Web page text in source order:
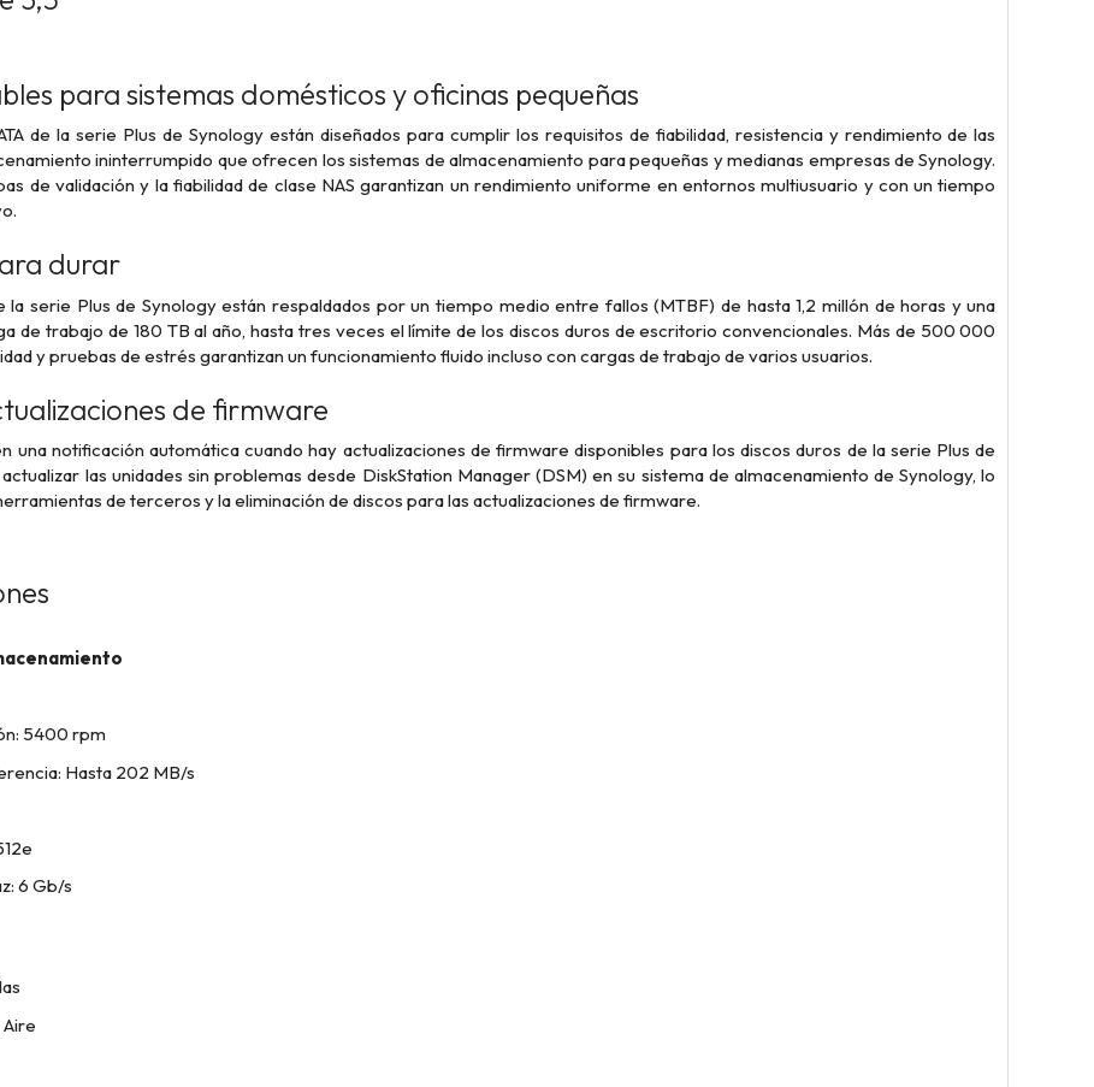
para sistemas domésticos y oficinas pequeñas
de la serie Plus de Synology están diseñados para cumplir los requisitos de fiabilidad, resistencia y rendimiento de las
ininterrumpido que ofrecen los sistemas de almacenamiento para pequeñas y medianas empresas de Synology.
de validación y la fiabilidad de clase NAS garantizan un rendimiento uniforme en entornos multiusuario y con un tiempo
durar
la serie Plus de Synology están respaldados por un tiempo medio entre fallos (MTBF) de hasta 1,2 millón de horas y una
de trabajo de 180 TB al año, hasta tres veces el límite de los discos duros de escritorio convencionales. Más de 500 000
y pruebas de estrés garantizan un funcionamiento fluido incluso con cargas de trabajo de varios usuarios.
de firmware
una notificación automática cuando hay actualizaciones de firmware disponibles para los discos duros de la serie Plus de
las unidades sin problemas desde DiskStation Manager (DSM) en su sistema de almacenamiento de Synology, lo
de terceros y la eliminación de discos para las actualizaciones de firmware.
5400 rpm
Hasta 202 MB/s
6 Gb/s
Aire